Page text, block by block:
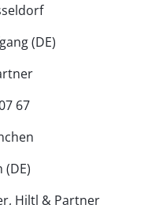
(DE)
67
(DE)
Hiltl & Partner